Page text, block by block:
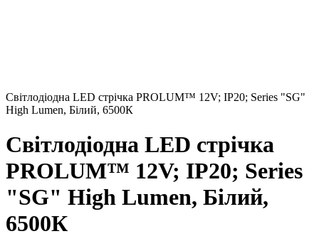
Світлодіодна LED стрічка PROLUM™ 12V; IP20; Series "SG"
High Lumen, Білий, 6500К
Світлодіодна LED стрічка
PROLUM™ 12V; IP20; Series
"SG" High Lumen, Білий,
6500К